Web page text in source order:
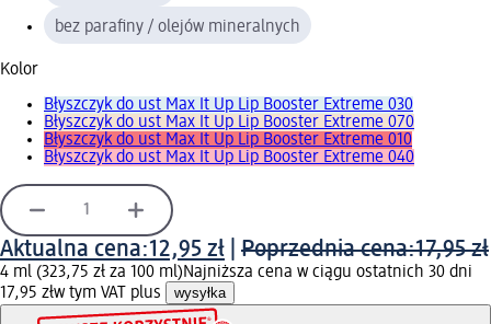
bez parafiny / olejów mineralnych
Kolor
Błyszczyk do ust Max It Up Lip Booster Extreme 030
Błyszczyk do ust Max It Up Lip Booster Extreme 070
Błyszczyk do ust Max It Up Lip Booster Extreme 010
Błyszczyk do ust Max It Up Lip Booster Extreme 040
Aktualna cena:12,95 zł Poprzednia cena:17,95 zł
4 ml (323,75 zł za 100 ml)Najniższa cena w ciągu ostatnich 30 dni
17,95 złw tym VAT plus wysyłka